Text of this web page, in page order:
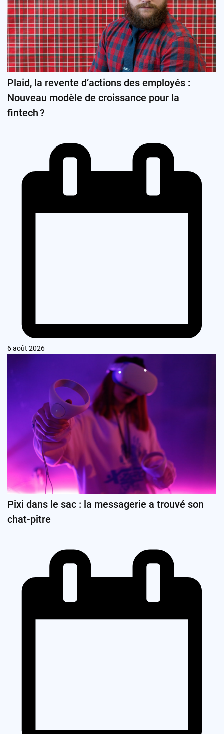
Plaid, la revente d’actions des employés :
Nouveau modèle de croissance pour la
fintech ?
6 août 2026
Pixi dans le sac : la messagerie a trouvé son
chat-pitre